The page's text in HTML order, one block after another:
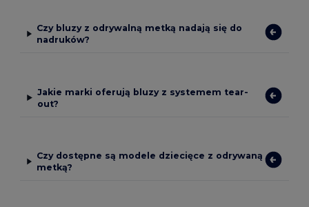
Czy bluzy z odrywalną metką nadają się do
nadruków?
Jakie marki oferują bluzy z systemem tear-
out?
Czy dostępne są modele dziecięce z odrywaną
metką?